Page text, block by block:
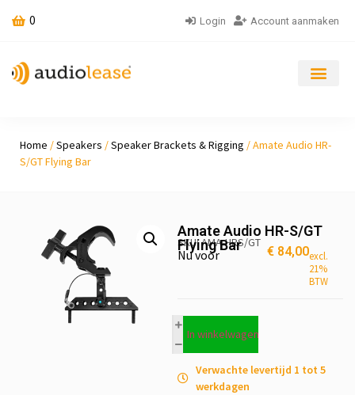
0 Login Account aanmaken
Home /Speakers /Speaker Brackets & Rigging / Amate Audio HR-
S/GT Flying Bar
Amate Audio HR-S/GT
Flying Bar
SKU: AMA-HRS/GT
Nu voor € 84,00excl.
21%
BTW
In winkelwagen
Verwachte levertijd 1 tot 5
werkdagen